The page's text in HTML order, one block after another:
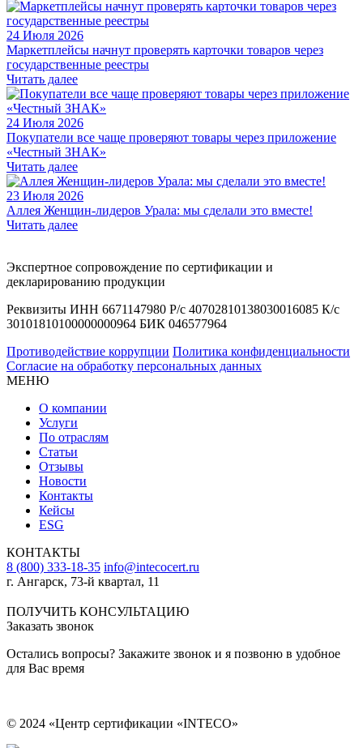
24 Июля 2026
Маркетплейсы начнут проверять карточки товаров через
государственные реестры
Читать далее
24 Июля 2026
Покупатели все чаще проверяют товары через приложение
«Честный ЗНАК»
Читать далее
23 Июля 2026
Аллея Женщин-лидеров Урала: мы сделали это вместе!
Читать далее
Экспертное сопровождение по сертификации и
декларированию продукции
Реквизиты ИНН 6671147980 Р/с 40702810138030016085 К/с
30101810100000000964 БИК 046577964
Противодействие коррупции Политика конфиденциальности
Согласие на обработку персональных данных
МЕНЮ
О компании
Услуги
По отраслям
Статьи
Отзывы
Новости
Контакты
Кейсы
ESG
КОНТАКТЫ
8 (800) 333-18-35 info@intecocert.ru
г. Ангарск, 73-й квартал, 11
ПОЛУЧИТЬ КОНСУЛЬТАЦИЮ
Заказать звонок
Остались вопросы? Закажите звонок и я позвоню в удобное
для Вас время
© 2024 «Центр сертификации «INTECO»